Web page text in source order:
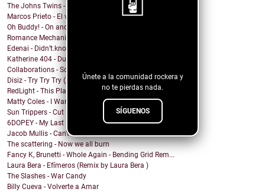
Únete a la comunidad rockera y
no te pierdas nada.
SÍGUENOS
The Johns Twins - Love You Forever
Marcos Prieto - El viaje
Oh Buddy! - On and On
Romance Mechanics - Don't Feel Bad For You
Edenai - Didn’t.know.shit
Katherine 404 - Dude
Collaborations - Songs From the Heart Volume 1
Disiz - Try Try Try (A COLORS SHOW)
RedLight - This Plague
Matty Coles - I Wanna Get High
Sun Trippers - Cut Me Loose
6DOPEY - My Last Petal
Jacob Mullis - Can't Get It
The scattering - Now we all burn
Fancy K, Brunetti - Whole Again - Bending Grid Rem...
Laura Bera - Efímeros (Remix by Laura Bera )
The Slashes - War Candy
Billy Cueva - Volverte a Amar